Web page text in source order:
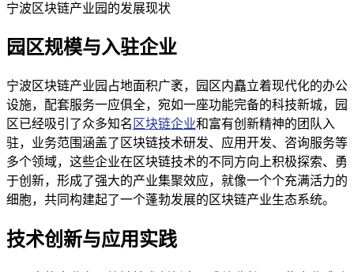
宁波区块链产业园的发展现状
园区规模与入驻企业
宁波区块链产业园占地面积广袤，园区内矗立着现代化的办公
设施，配套服务一应俱全，宛如一座功能完备的科技新城，园
区已经吸引了众多知名 区块链企业和富有创新精神的团队入
驻，业务范围涵盖了区块链技术研发、应用开发、咨询服务等
多个领域，这些企业在区块链技术的不同方向上积极探索、勇
于创新，形成了强大的产业集聚效应，就像一个个充满活力的
细胞，共同构建起了一个蓬勃发展的区块链产业生态系统。
技术创新与应用实践